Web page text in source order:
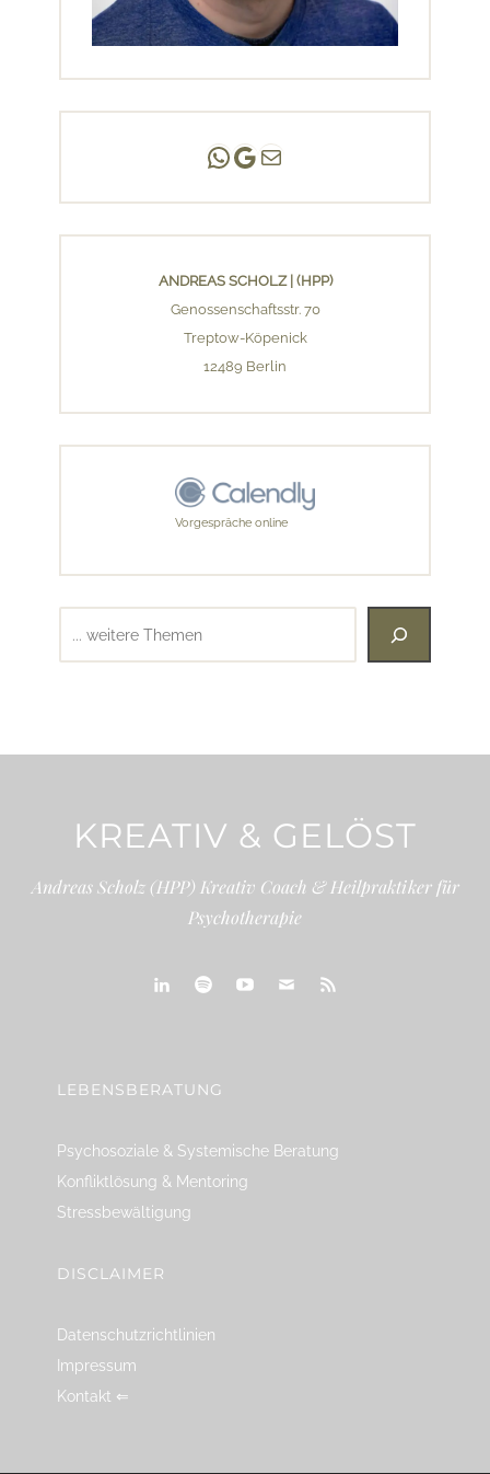
Andreas Scholz | (HPP)
Praxis Adlershof
E-Mail an mich ...
ANDREAS SCHOLZ | (HPP)
Genossenschaftsstr. 70
Treptow-Köpenick
12489 Berlin
Vorgespräche online
KREATIV & GELÖST
Andreas Scholz (HPP) Kreativ Coach & Heilpraktiker für
Psychotherapie
LEBENSBERATUNG
Psychosoziale & Systemische Beratung
Konfliktlösung & Mentoring
Stressbewältigung
DISCLAIMER
Datenschutzrichtlinien
Impressum
Kontakt ⇐